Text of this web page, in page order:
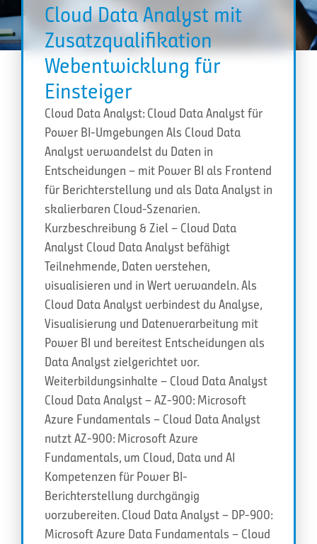
Cloud Data Analyst mit
Zusatzqualifikation
Webentwicklung für
Einsteiger
Cloud Data Analyst: Cloud Data Analyst für
Power BI-Umgebungen Als Cloud Data
Analyst verwandelst du Daten in
Entscheidungen – mit Power BI als Frontend
für Berichterstellung und als Data Analyst in
skalierbaren Cloud-Szenarien.
Kurzbeschreibung & Ziel – Cloud Data
Analyst Cloud Data Analyst befähigt
Teilnehmende, Daten verstehen,
visualisieren und in Wert verwandeln. Als
Cloud Data Analyst verbindest du Analyse,
Visualisierung und Datenverarbeitung mit
Power BI und bereitest Entscheidungen als
Data Analyst zielgerichtet vor.
Weiterbildungsinhalte – Cloud Data Analyst
Cloud Data Analyst – AZ-900: Microsoft
Azure Fundamentals – Cloud Data Analyst
nutzt AZ-900: Microsoft Azure
Fundamentals, um Cloud, Data und AI
Kompetenzen für Power BI-
Berichterstellung durchgängig
vorzubereiten. Cloud Data Analyst – DP-900:
Microsoft Azure Data Fundamentals – Cloud